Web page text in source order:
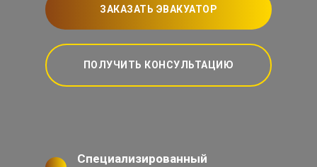
ЗАКАЗАТЬ ЭВАКУАТОР
ПОЛУЧИТЬ КОНСУЛЬТАЦИЮ
Специализированный